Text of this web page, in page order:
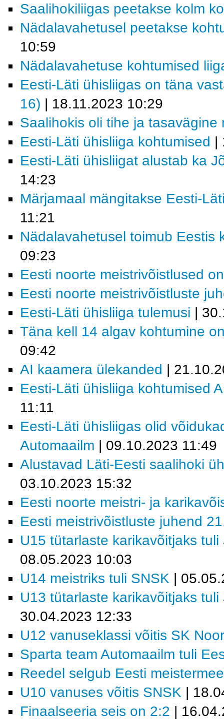
Saalihokiliigas peetakse kolm
Nädalavahetusel peetakse
10:59
Nädalavahetuse kohtumised
Eesti-Läti ühisliigas on täna
16) | 18.11.2023 10:29
Saalihokis oli tihe ja tasavägine
Eesti-Läti ühisliiga kohtumised |
Eesti-Läti ühisliigat alustab ka
14:23
Märjamaal mängitakse Eesti-
11:21
Nädalavahetusel toimub Eestis
09:23
Eesti noorte meistrivõistlused
Eesti noorte meistrivõistluste
Eesti-Läti ühisliiga tulemusi |
Täna kell 14 algav kohtumine
09:42
AI kaamera ülekanded |
Eesti-Läti ühisliiga kohtumised
11:11
Eesti-Läti ühisliigas olid
Automaailm | 09.10.2023 11:49
Alustavad Läti-Eesti saalihoki
03.10.2023 15:32
Eesti noorte meistri- ja
Eesti meistrivõistluste juhend
U15 tütarlaste karikavõitjaks
08.05.2023 10:03
U14 meistriks tuli SNSK |
U13 tütarlaste karikavõitjaks
30.04.2023 12:33
U12 vanuseklassi võitis SK
Sparta team Automaailm tuli
Reedel selgub Eesti
U10 vanuses võitis SNSK |
Finaalseeria seis on 2:2 |